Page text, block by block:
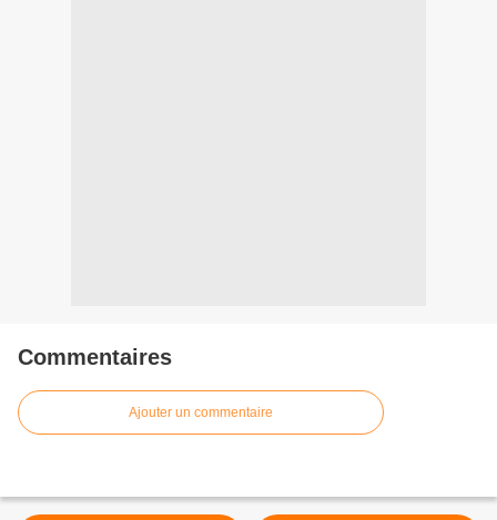
Commentaires
Ajouter un commentaire